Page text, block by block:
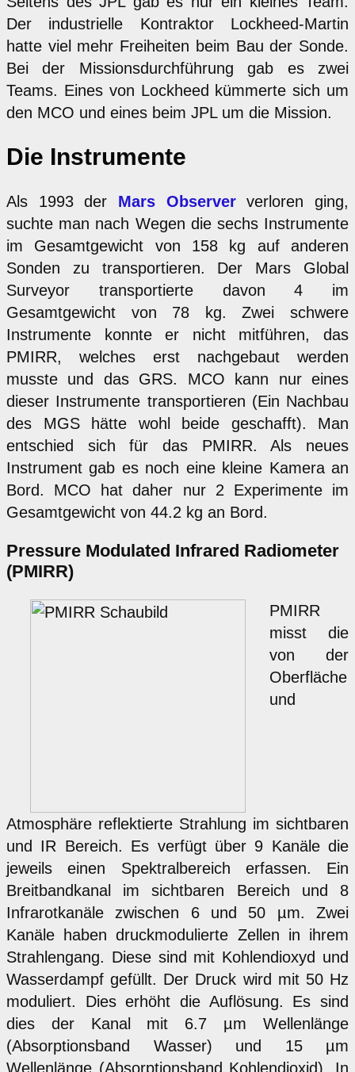
Der industrielle Kontraktor Lockheed-Martin
hatte viel mehr Freiheiten beim Bau der Sonde.
Bei der Missionsdurchführung gab es zwei
Teams. Eines von Lockheed kümmerte sich um
den MCO und eines beim JPL um die Mission.
Die Instrumente
Als 1993 der Mars Obserververloren ging,
suchte man nach Wegen die sechs Instrumente
im Gesamtgewicht von 158 kg auf anderen
Sonden zu transportieren. Der Mars Global
Surveyor transportierte davon 4 im
Gesamtgewicht von 78 kg. Zwei schwere
Instrumente konnte er nicht mitführen, das
PMIRR, welches erst nachgebaut werden
musste und das GRS. MCO kann nur eines
dieser Instrumente transportieren (Ein Nachbau
des MGS hätte wohl beide geschafft). Man
entschied sich für das PMIRR. Als neues
Instrument gab es noch eine kleine Kamera an
Bord. MCO hat daher nur 2 Experimente im
Gesamtgewicht von 44.2 kg an Bord.
Pressure Modulated Infrared Radiometer
(PMIRR)
PMIRR
misst die
von der
Oberfläche
und
Atmosphäre reflektierte Strahlung im sichtbaren
und IR Bereich. Es verfügt über 9 Kanäle die
jeweils einen Spektralbereich erfassen. Ein
Breitbandkanal im sichtbaren Bereich und 8
Infrarotkanäle zwischen 6 und 50 µm. Zwei
Kanäle haben druckmodulierte Zellen in ihrem
Strahlengang. Diese sind mit Kohlendioxyd und
Wasserdampf gefüllt. Der Druck wird mit 50 Hz
moduliert. Dies erhöht die Auflösung. Es sind
dies der Kanal mit 6.7 µm Wellenlänge
(Absorptionsband Wasser) und 15 µm
Wellenlänge (Absorptionsband Kohlendioxid). In